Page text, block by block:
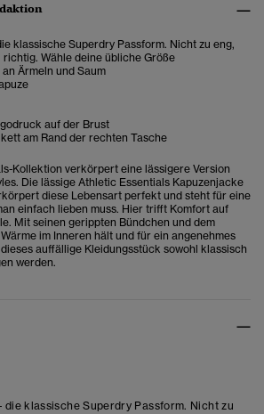
klassische Superdry Passform. Nicht zu eng,
richtig. Wähle deine übliche Größe
Ärmeln und Saum
auf der Brust
am Rand der rechten Tasche
Kollektion verkörpert eine lässigere Version
Die lässige Athletic Essentials Kapuzenjacke
diese Lebensart perfekt und steht für eine
einfach lieben muss. Hier trifft Komfort auf
Mit seinen gerippten Bündchen und dem
im Inneren hält und für ein angenehmes
auffällige Kleidungsstück sowohl klassisch
werden.
die klassische Superdry Passform. Nicht zu